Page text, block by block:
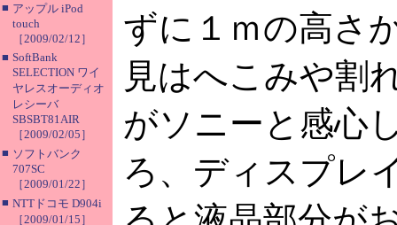
■ アップル iPod
touch
［2009/02/12］
■ SoftBank
SELECTION ワイ
ヤレスオーディオ
レシーバ
SBSBT81AIR
［2009/02/05］
■ ソフトバンク
707SC
［2009/01/22］
■ NTTドコモ D904i
［2009/01/15］
ずに１ｍの高さ
見はへこみや割
がソニーと感心
ろ、ディスプレ